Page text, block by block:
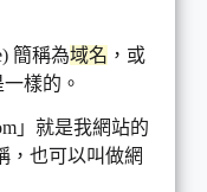
簡稱為域名 ，或
樣的。
」就是我網站的
，也可以叫做網